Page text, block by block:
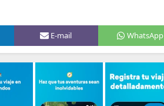
E-mail WhatsApp